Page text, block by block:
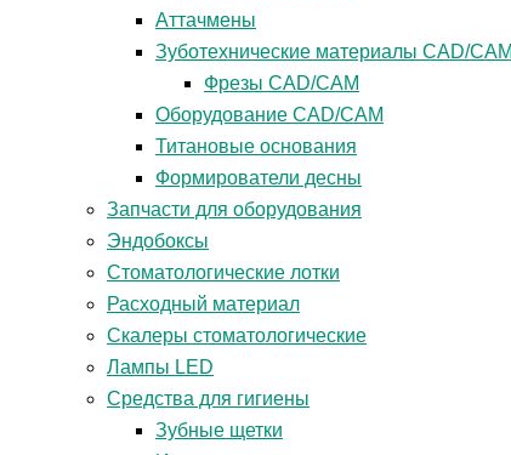
Аттачмены
Зуботехнические материалы CAD/CAM
Фрезы CAD/CAM
Оборудование CAD/CAM
Титановые основания
Формирователи десны
Запчасти для оборудования
Эндобоксы
Стоматологические лотки
Расходный материал
Скалеры стоматологические
Лампы LED
Средства для гигиены
Зубные щетки